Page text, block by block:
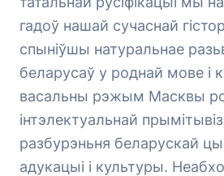
гадоў нашай сучаснай
спыніўшы натуральнае
беларусаў у роднай мове і
васальны рэжым Масквы
інтэлектуальнай
разбурэньня беларускай
адукацыі і культуры.